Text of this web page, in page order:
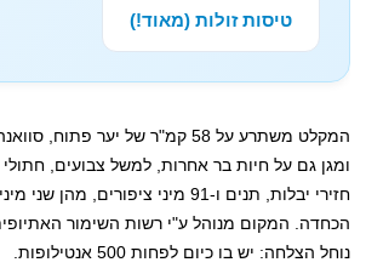
טיסות זולות (מאוד!)
המקלט משתרע על 58 קמ"ר של יער
ומגן גם על חיות בר אחרות, למשל צבועים, חתולי
חזירי יבלות, תנים ו-91 מיני
הכחדה. המקום מנוהל ע"י רשות השימור
נוחל הצלחה: יש בו כיום לפחות 500 אנטילופות.